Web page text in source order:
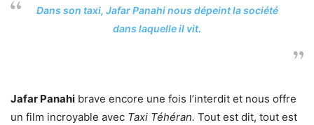
Dans son taxi, Jafar Panahi nous dépeint la société
dans laquelle il vit.
Jafar Panahi brave encore une fois l’interdit et nous offre
un film incroyable avec Taxi Téhéran. Tout est dit, tout est